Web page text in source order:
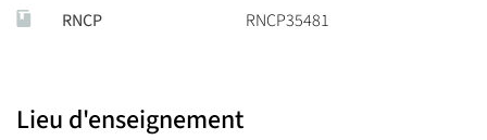
RNCP RNCP35481
Lieu d'enseignement